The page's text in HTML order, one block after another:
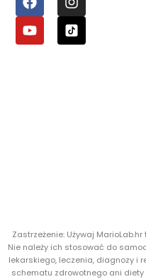
Zastrzeżenie: Używaj
Nie należy ich stosować do
lekarskiego, leczenia, diagnozy i
schematu zdrowotnego ani